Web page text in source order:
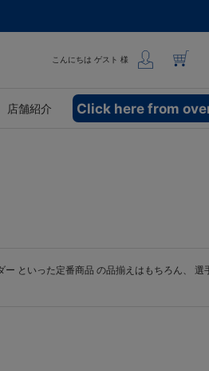
こんにちは ゲスト 様
店舗紹介 Click here from
ー といった定番商品 の品揃えはもちろん、 選